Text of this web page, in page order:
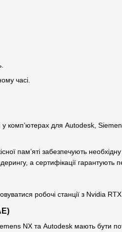
часі.
комп’ютерах для Autodesk,
пам’яті забезпечують
а сертифікації
робочі станції з Nvidia
NX та Autodesk мають бути